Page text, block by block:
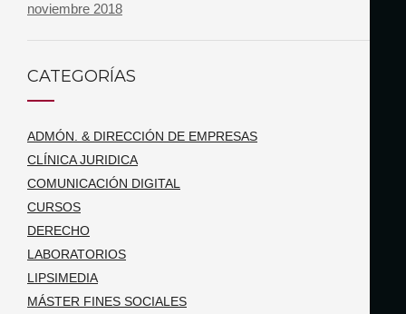
noviembre 2018
CATEGORÍAS
ADMÓN. & DIRECCIÓN DE EMPRESAS
CLÍNICA JURIDICA
COMUNICACIÓN DIGITAL
CURSOS
DERECHO
LABORATORIOS
LIPSIMEDIA
MÁSTER FINES SOCIALES